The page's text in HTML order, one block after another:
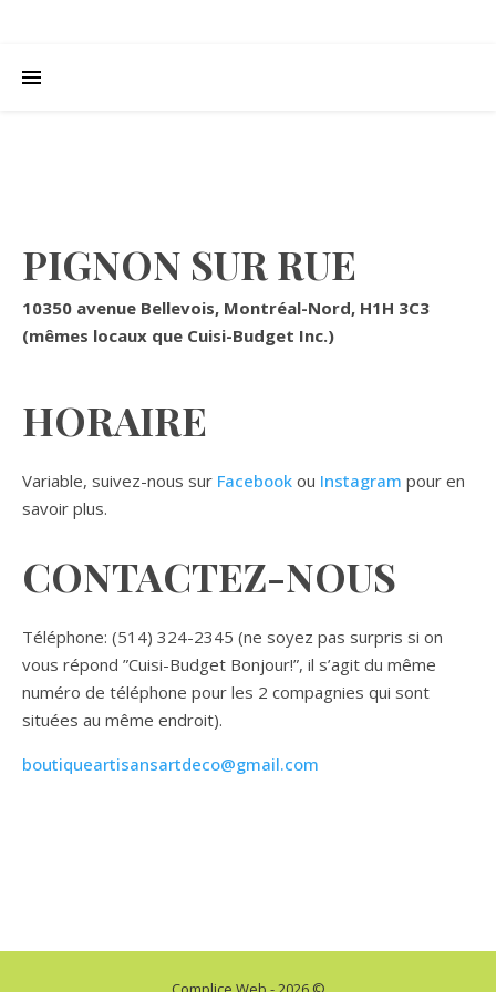
PIGNON SUR RUE
10350 avenue Bellevois, Montréal-Nord, H1H 3C3
(mêmes locaux que Cuisi-Budget Inc.)
HORAIRE
Variable, suivez-nous sur Facebook ou Instagram pour en
savoir plus.
CONTACTEZ-NOUS
Téléphone: (514) 324-2345 (ne soyez pas surpris si on
vous répond ”Cuisi-Budget Bonjour!”, il s’agit du même
numéro de téléphone pour les 2 compagnies qui sont
situées au même endroit).
boutiqueartisansartdeco@gmail.com